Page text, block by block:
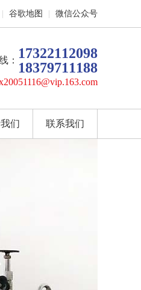
谷歌地图 微信公众号
： 17322112098
18379711188
们 联系我们